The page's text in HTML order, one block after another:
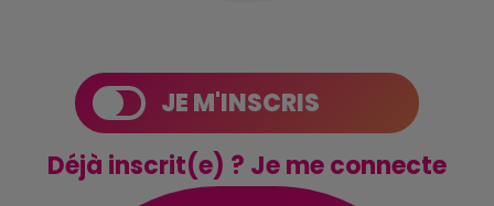
JE M'INSCRIS
Déjà inscrit(e) ? Je me connecte